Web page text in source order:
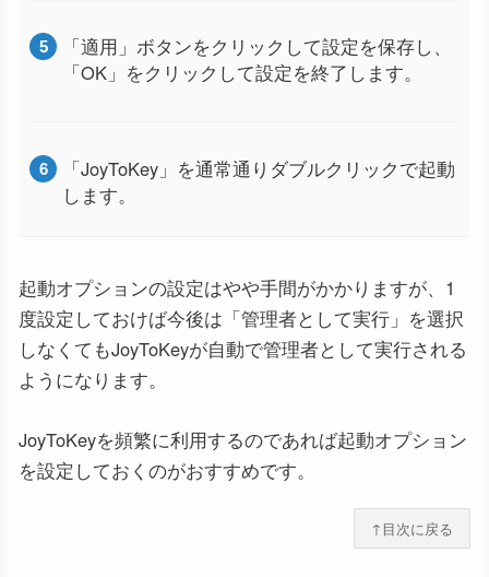
「適用」ボタンをクリックして設定を保存し、
「OK」をクリックして設定を終了します。
「JoyToKey」を通常通りダブルクリックで起動
します。
起動オプションの設定はやや手間がかかりますが、1
度設定しておけば今後は「管理者として実行」を選択
しなくてもJoyToKeyが自動で管理者として実行される
ようになります。
JoyToKeyを頻繁に利用するのであれば起動オプション
を設定しておくのがおすすめです。
↑目次に戻る